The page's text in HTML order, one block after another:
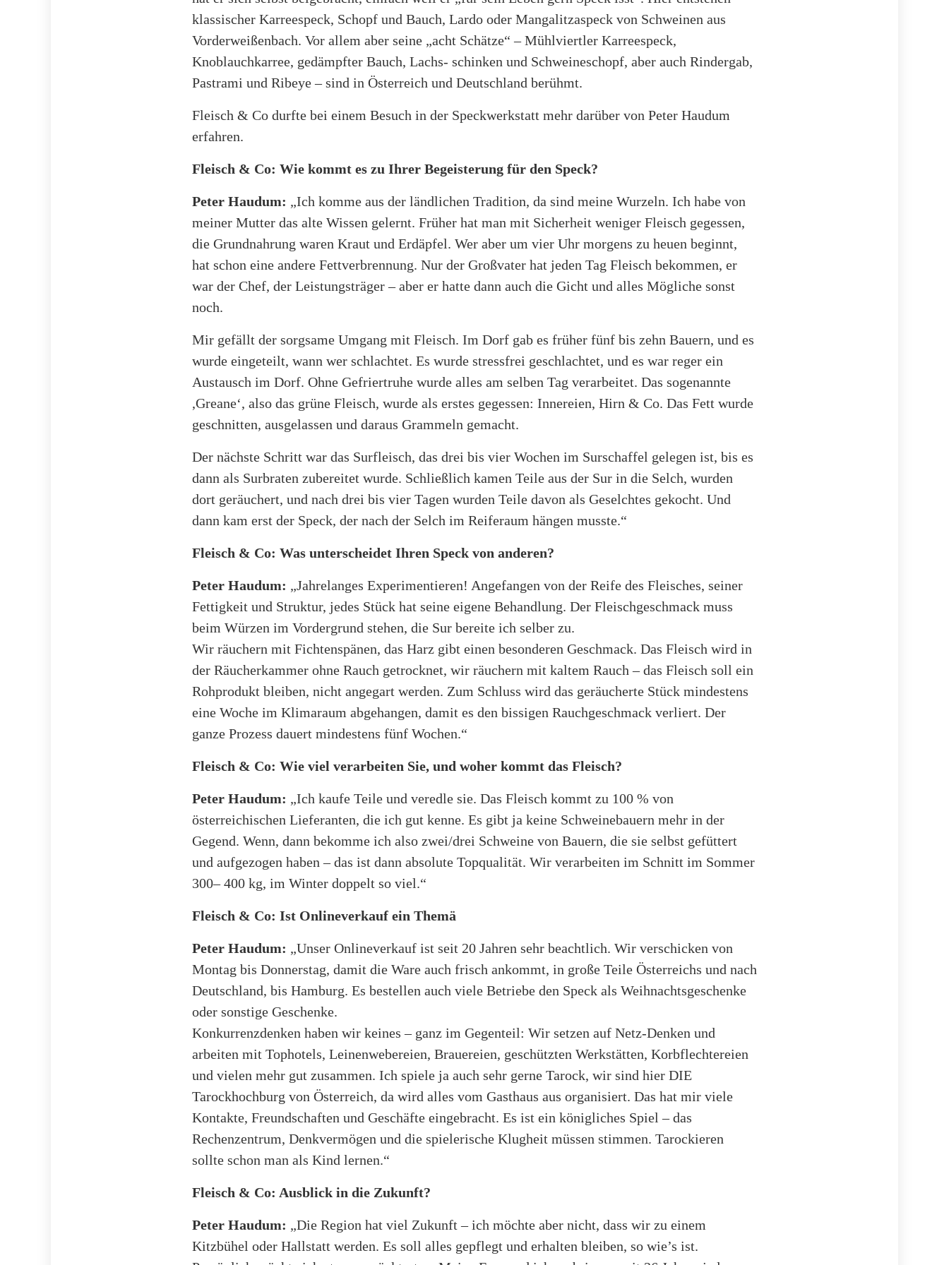
klassischer Karreespeck, Schopf und Bauch, Lardo oder Mangalitzaspeck von Schweinen aus
Vorderweißenbach. Vor allem aber seine „acht Schätze“ – Mühlviertler Karreespeck,
Knoblauchkarree, gedämpfter Bauch, Lachs- schinken und Schweineschopf, aber auch Rindergab,
Pastrami und Ribeye – sind in Österreich und Deutschland berühmt.
Fleisch & Co durfte bei einem Besuch in der Speckwerkstatt mehr darüber von Peter Haudum
erfahren.
Fleisch & Co: Wie kommt es zu Ihrer Begeisterung für den Speck?
Peter Haudum: „Ich komme aus der ländlichen Tradition, da sind meine Wurzeln. Ich habe von
meiner Mutter das alte Wissen gelernt. Früher hat man mit Sicherheit weniger Fleisch gegessen,
die Grundnahrung waren Kraut und Erdäpfel. Wer aber um vier Uhr morgens zu heuen beginnt,
hat schon eine andere Fettverbrennung. Nur der Großvater hat jeden Tag Fleisch bekommen, er
war der Chef, der Leistungsträger – aber er hatte dann auch die Gicht und alles Mögliche sonst
noch.
Mir gefällt der sorgsame Umgang mit Fleisch. Im Dorf gab es früher fünf bis zehn Bauern, und es
wurde eingeteilt, wann wer schlachtet. Es wurde stressfrei geschlachtet, und es war reger ein
Austausch im Dorf. Ohne Gefriertruhe wurde alles am selben Tag verarbeitet. Das sogenannte
,Greane‘, also das grüne Fleisch, wurde als erstes gegessen: Innereien, Hirn & Co. Das Fett wurde
geschnitten, ausgelassen und daraus Grammeln gemacht.
Der nächste Schritt war das Surfleisch, das drei bis vier Wochen im Surschaffel gelegen ist, bis es
dann als Surbraten zubereitet wurde. Schließlich kamen Teile aus der Sur in die Selch, wurden
dort geräuchert, und nach drei bis vier Tagen wurden Teile davon als Geselchtes gekocht. Und
dann kam erst der Speck, der nach der Selch im Reiferaum hängen musste.“
Fleisch & Co: Was unterscheidet Ihren Speck von anderen?
Peter Haudum: „Jahrelanges Experimentieren! Angefangen von der Reife des Fleisches, seiner
Fettigkeit und Struktur, jedes Stück hat seine eigene Behandlung. Der Fleischgeschmack muss
beim Würzen im Vordergrund stehen, die Sur bereite ich selber zu.
Wir räuchern mit Fichtenspänen, das Harz gibt einen besonderen Geschmack. Das Fleisch wird in
der Räucherkammer ohne Rauch getrocknet, wir räuchern mit kaltem Rauch – das Fleisch soll ein
Rohprodukt bleiben, nicht angegart werden. Zum Schluss wird das geräucherte Stück mindestens
eine Woche im Klimaraum abgehangen, damit es den bissigen Rauchgeschmack verliert. Der
ganze Prozess dauert mindestens fünf Wochen.“
Fleisch & Co: Wie viel verarbeiten Sie, und woher kommt das Fleisch?
Peter Haudum: „Ich kaufe Teile und veredle sie. Das Fleisch kommt zu 100 % von
österreichischen Lieferanten, die ich gut kenne. Es gibt ja keine Schweinebauern mehr in der
Gegend. Wenn, dann bekomme ich also zwei/drei Schweine von Bauern, die sie selbst gefüttert
und aufgezogen haben – das ist dann absolute Topqualität. Wir verarbeiten im Schnitt im Sommer
300– 400 kg, im Winter doppelt so viel.“
Fleisch & Co: Ist Onlineverkauf ein Themä
Peter Haudum: „Unser Onlineverkauf ist seit 20 Jahren sehr beachtlich. Wir verschicken von
Montag bis Donnerstag, damit die Ware auch frisch ankommt, in große Teile Österreichs und nach
Deutschland, bis Hamburg. Es bestellen auch viele Betriebe den Speck als Weihnachtsgeschenke
oder sonstige Geschenke.
Konkurrenzdenken haben wir keines – ganz im Gegenteil: Wir setzen auf Netz-Denken und
arbeiten mit Tophotels, Leinenwebereien, Brauereien, geschützten Werkstätten, Korbflechtereien
und vielen mehr gut zusammen. Ich spiele ja auch sehr gerne Tarock, wir sind hier DIE
Tarockhochburg von Österreich, da wird alles vom Gasthaus aus organisiert. Das hat mir viele
Kontakte, Freundschaften und Geschäfte eingebracht. Es ist ein königliches Spiel – das
Rechenzentrum, Denkvermögen und die spielerische Klugheit müssen stimmen. Tarockieren
sollte schon man als Kind lernen.“
Fleisch & Co: Ausblick in die Zukunft?
Peter Haudum: „Die Region hat viel Zukunft – ich möchte aber nicht, dass wir zu einem
Kitzbühel oder Hallstatt werden. Es soll alles gepflegt und erhalten bleiben, so wie’s ist.